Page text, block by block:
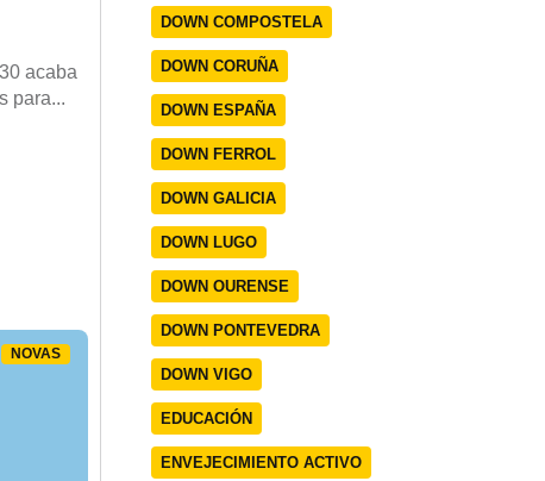
acaba
para...
NOVAS
DOWN COMPOSTELA
DOWN CORUÑA
DOWN ESPAÑA
DOWN FERROL
DOWN GALICIA
DOWN LUGO
DOWN OURENSE
DOWN PONTEVEDRA
DOWN VIGO
EDUCACIÓN
ENVEJECIMIENTO ACTIVO